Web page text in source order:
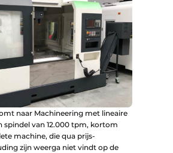
naar Machineering met lineaire
spindel van 12.000 tpm, kortom
machine, die qua prijs-
zijn weerga niet vindt op de